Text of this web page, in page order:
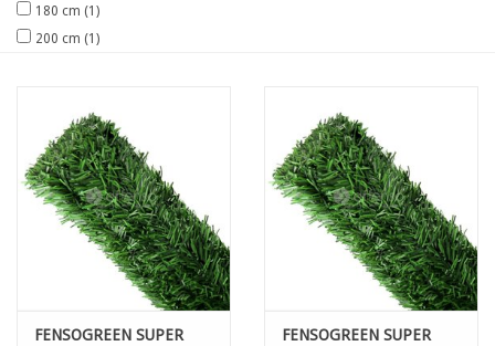
180 cm (1)
200 cm (1)
FENSOGREEN SUPER
FENSOGREEN SUPER